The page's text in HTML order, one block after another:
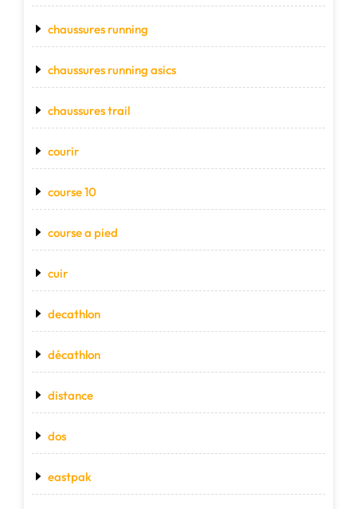
chaussures running
chaussures running asics
chaussures trail
courir
course 10
course a pied
cuir
decathlon
décathlon
distance
dos
eastpak